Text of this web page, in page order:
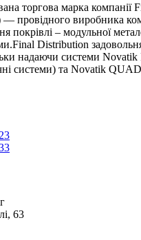
торгова марка компанії
провідного виробника
покрівлі – модульної
Distribution
надаючи системи
системи) та Novatik
63